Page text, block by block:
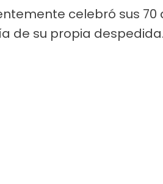
celebró sus
de su propia despedida.